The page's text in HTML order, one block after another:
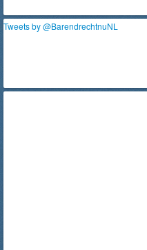
Tweets by @BarendrechtnuNL